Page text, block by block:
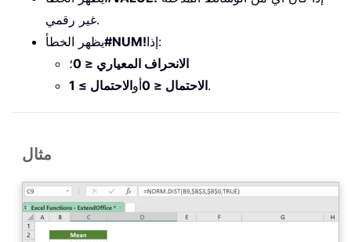
غير رقمي.
يظهر الخطأ#NUM!
إذا:
الانحراف المعياري ≤ 0
؛
الاحتمال ≤ 0
أوالاحتمال ≥ 1 .
مثال